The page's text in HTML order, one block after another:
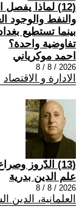
(12) لماذا
والنفط والوجود
بينما تستطيع
تفاوضية واحدة؟
احمد موكرياني
2026 / 8 / 8
الادارة و الاقتصاد
(13) الدّروز وصراع البقاء بين نار السّنّة وأتون التّشييع
علم الدين بدرية
2026 / 8 / 8
العلمانية،